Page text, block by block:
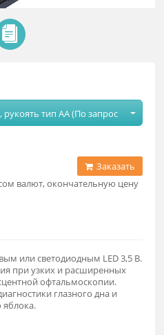
рукоять тип АА (По запрос
валют, окончательную